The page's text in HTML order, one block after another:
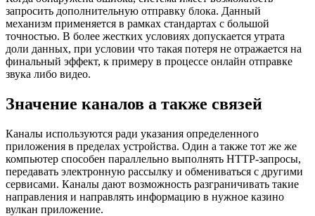
запросить дополнительную отправку блока. Данный
механизм применяется в рамках стандартах с большой
точностью. В более жестких условиях допускается утрата
доли данных, при условии что такая потеря не отражается на
финальный эффект, к примеру в процессе онлайн отправке
звука либо видео.
Значение каналов а также связей
Каналы используются ради указания определенного
приложения в пределах устройства. Один а также тот же же
компьютер способен параллельно выполнять HTTP-запросы,
передавать электронную рассылку и обмениваться с другими
сервисами. Каналы дают возможность разграничивать такие
направления и направлять информацию в нужное казино
вулкан приложение.